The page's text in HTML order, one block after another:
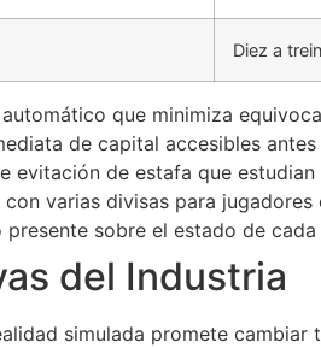
Diez a
que minimiza
de capital accesibles
evitación de estafa que
varias divisas para jugadores
presente sobre el estado de
del Industria
simulada promete